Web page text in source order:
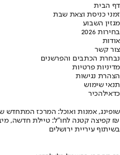
דף הבית
זמני כניסת וצאת שבת
מגזין השבוע
בחירות 2026
אודות
צור קשר
נבחרת הכתבים והפרשנים
מדיניות פרטיות
הצהרת נגישות
תנאי שימוש
כדאילהכיר
שופינג, אמנות ואוכל: המרכז המתחדש
קפיצה קטנה לחו"ל: טיילת חדשה, מיצגי אמנות, וכיכרות משופצות בהשקעה של 100 מיליון ₪
בשיתוף עיריית ירושלים